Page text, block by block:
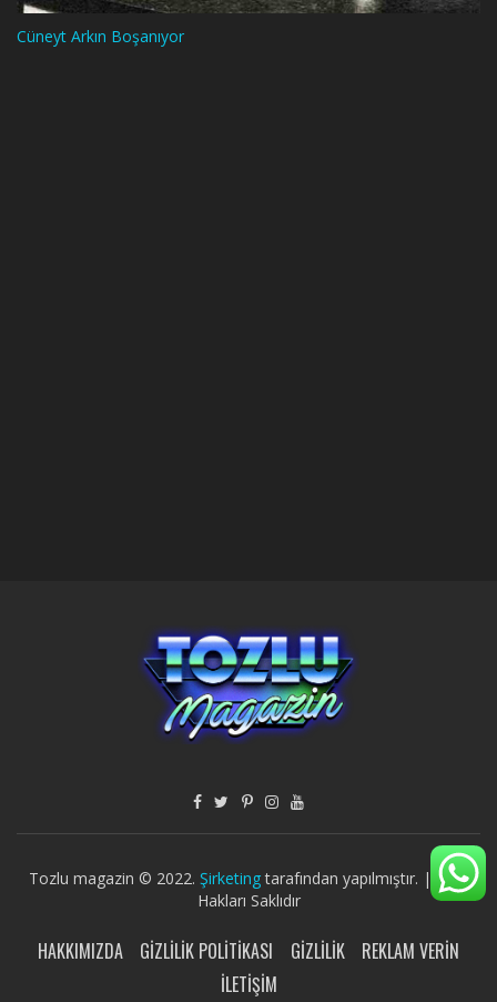
Cüneyt Arkın Boşanıyor
Tozlu magazin © 2022. Şirketingtarafından yapılmıştır. | Tüm
Hakları Saklıdır
HAKKIMIZDA GIZLILIK POLITIKASI GIZLILIK
REKLAM VERIN
İLETIŞIM